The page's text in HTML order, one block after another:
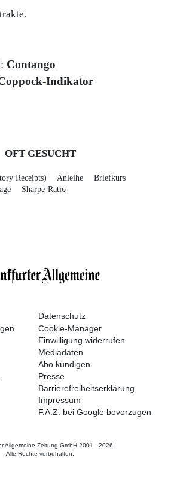
.
Contango
Indikator
OFT GESUCHT
Receipts) Anleihe
Briefkurs
Sharpe-Ratio
Datenschutz
Cookie-Manager
Einwilligung widerrufen
Mediadaten
Abo kündigen
Presse
Barrierefreiheitserklärung
Impressum
F.A.Z. bei Google bevorzugen
Allgemeine Zeitung GmbH 2001 - 2026
Alle Rechte vorbehalten.